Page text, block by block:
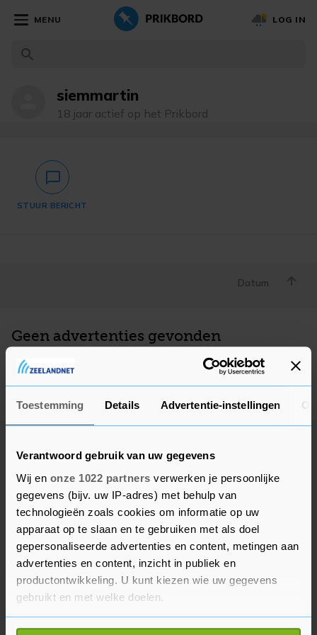
Toestemming Details Advertentie-instellingen
Verantwoord gebruik van uw gegevens
Wij en onze 1022 partners verwerken je persoonlijke
gegevens (bijv. uw IP-adres) met behulp van
technologieën zoals cookies om informatie op uw
apparaat op te slaan en te gebruiken met als doel
gepersonaliseerde advertenties en content, metingen aan
advertenties en content, inzicht in publiek en
productontwikkeling. U kunt kiezen wie uw gegevens
gebruikt en met welke doelen.
Als u het toestaat, willen we ook graag:
MENU LOG IN
siemmartin
18 jaar actief op het Prikbord
chat_bubble_outlined
STUUR BERICHT
Datum
Geen advertenties gevonden
Deze adverteerder heeft op dit moment geen actieve
advertenties, kom later nog eens terug.